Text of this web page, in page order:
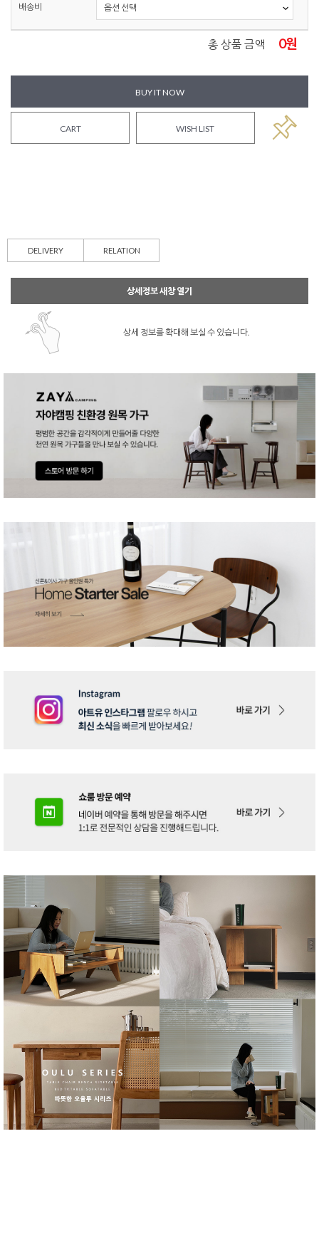
배송비
총 상품 금액 0원
BUY IT NOW
CART WISH LIST
DELIVERY RELATION
상세정보 새창 열기
상세 정보를 확대해 보실 수 있습니다.